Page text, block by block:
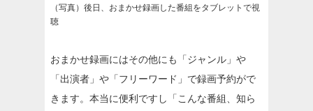
（写真）後日、おまかせ録画した番組をタブレットで視
聴
おまかせ録画にはその他にも「ジャンル」や
「出演者」や「フリーワード」で録画予約がで
きます。本当に便利ですし「こんな番組、知ら